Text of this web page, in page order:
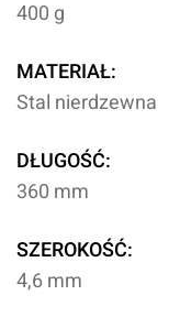
400 g
MATERIAŁ:
Stal nierdzewna
DŁUGOŚĆ:
360 mm
SZEROKOŚĆ:
4,6 mm